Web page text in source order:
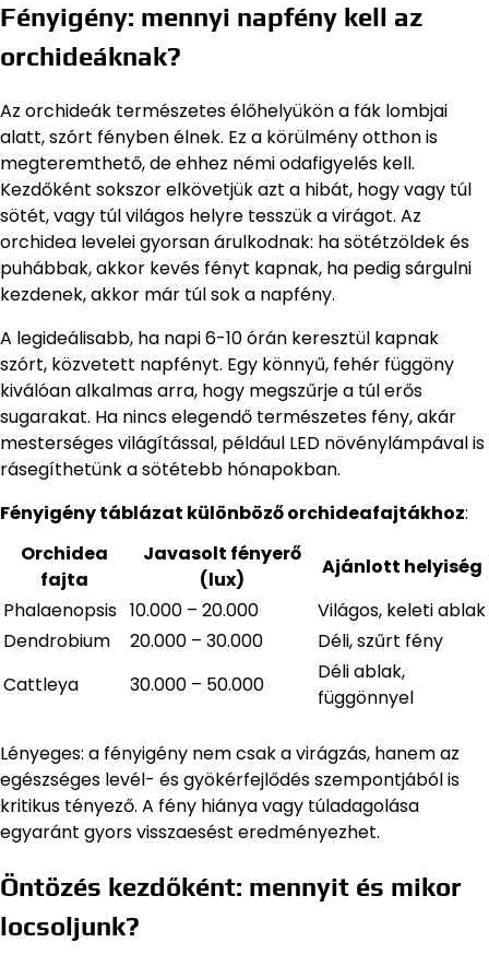
Fényigény: mennyi napfény kell az
orchideáknak?
Az orchideák természetes élőhelyükön a fák lombjai
alatt, szórt fényben élnek. Ez a körülmény otthon is
megteremthető, de ehhez némi odafigyelés kell.
Kezdőként sokszor elkövetjük azt a hibát, hogy vagy túl
sötét, vagy túl világos helyre tesszük a virágot. Az
orchidea levelei gyorsan árulkodnak: ha sötétzöldek és
puhábbak, akkor kevés fényt kapnak, ha pedig sárgulni
kezdenek, akkor már túl sok a napfény.
A legideálisabb, ha napi 6-10 órán keresztül kapnak
szórt, közvetett napfényt. Egy könnyű, fehér függöny
kiválóan alkalmas arra, hogy megszűrje a túl erős
sugarakat. Ha nincs elegendő természetes fény, akár
mesterséges világítással, például LED növénylámpával is
rásegíthetünk a sötétebb hónapokban.
Fényigény táblázat különböző orchideafajtákhoz:
Orchidea
fajta
Javasolt fényerő
(lux)
Ajánlott helyiség
Phalaenopsis 10.000 – 20.000
Világos, keleti ablak
Dendrobium
20.000 – 30.000
Déli, szűrt fény
Cattleya
30.000 – 50.000
Déli ablak,
függönnyel
Lényeges: a fényigény nem csak a virágzás, hanem az
egészséges levél- és gyökérfejlődés szempontjából is
kritikus tényező. A fény hiánya vagy túladagolása
egyaránt gyors visszaesést eredményezhet.
Öntözés kezdőként: mennyit és mikor
locsoljunk?